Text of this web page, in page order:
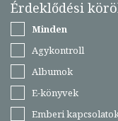
Érdeklődési
Minden
Agykontroll
Albumok
E-könyvek
Emberi